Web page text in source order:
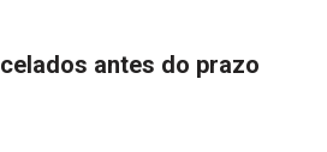
antes do prazo